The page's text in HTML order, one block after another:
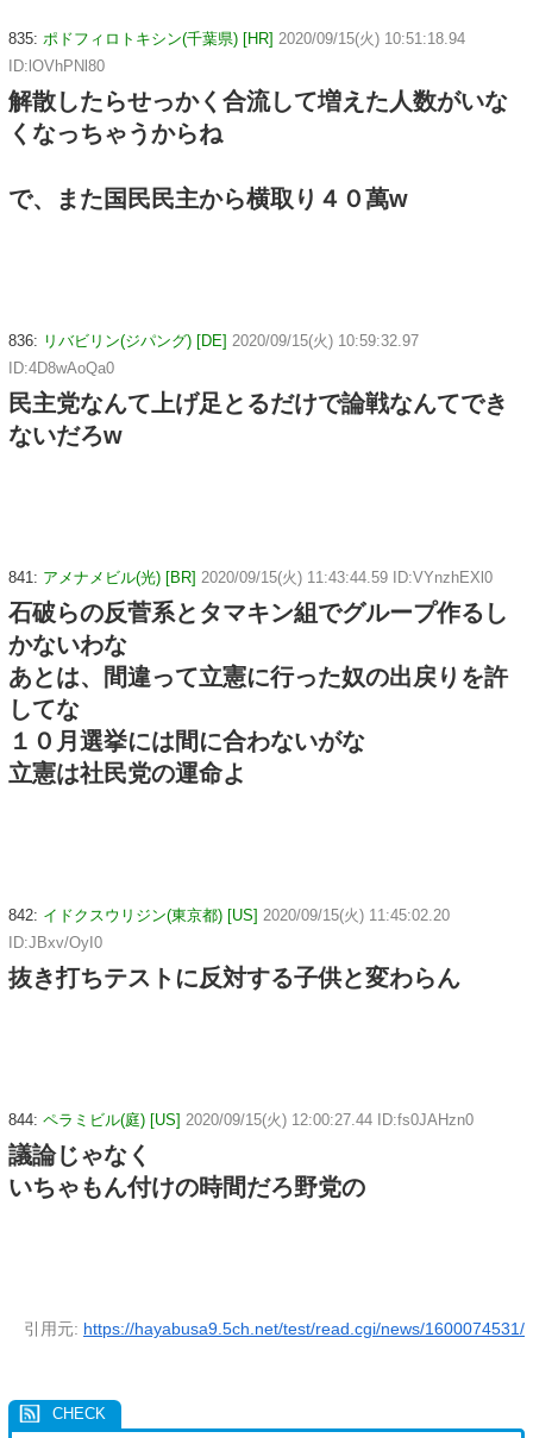
835: ポドフィロトキシン(千葉県) [HR] 2020/09/15(火) 10:51:18.94
ID:lOVhPNl80
解散したらせっかく合流して増えた人数がいな
くなっちゃうからね
で、また国民民主から横取り４０萬w
836: リバビリン(ジパング) [DE] 2020/09/15(火) 10:59:32.97
ID:4D8wAoQa0
民主党なんて上げ足とるだけで論戦なんてでき
ないだろw
841: アメナメビル(光) [BR] 2020/09/15(火) 11:43:44.59 ID:VYnzhEXl0
石破らの反菅系とタマキン組でグループ作るし
かないわな
あとは、間違って立憲に行った奴の出戻りを許
してな
１０月選挙には間に合わないがな
立憲は社民党の運命よ
842: イドクスウリジン(東京都) [US] 2020/09/15(火) 11:45:02.20
ID:JBxv/OyI0
抜き打ちテストに反対する子供と変わらん
844: ペラミビル(庭) [US] 2020/09/15(火) 12:00:27.44 ID:fs0JAHzn0
議論じゃなく
いちゃもん付けの時間だろ野党の
引用元: https://hayabusa9.5ch.net/test/read.cgi/news/1600074531/